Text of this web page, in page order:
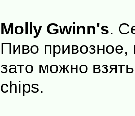
Molly Gwinn's.
Пиво привозное,
зато можно
chips.